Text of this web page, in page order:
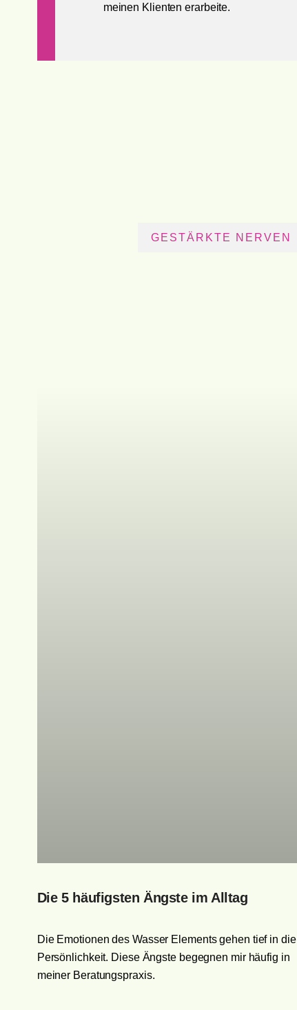
meinen Klienten erarbeite.
GESTÄRKTE NERVEN
Die 5 häufigsten Ängste im Alltag
Die Emotionen des Wasser Elements gehen tief in die
Persönlichkeit. Diese Ängste begegnen mir häufig in
meiner Beratungspraxis.